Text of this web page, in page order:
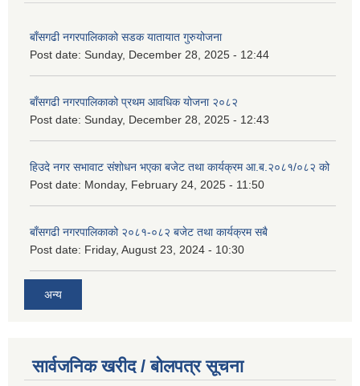
बाँसगढी नगरपालिकाको सडक यातायात गुरुयोजना
Post date: Sunday, December 28, 2025 - 12:44
बाँसगढी नगरपालिकाको प्रथम आवधिक योजना २०८२
Post date: Sunday, December 28, 2025 - 12:43
हिउदे नगर सभावाट संशोधन भएका बजेट तथा कार्यक्रम आ.ब.२०८१/०८२ को
Post date: Monday, February 24, 2025 - 11:50
बाँसगढी नगरपालिकाको २०८१-०८२ बजेट तथा कार्यक्रम सबै
Post date: Friday, August 23, 2024 - 10:30
अन्य
सार्वजनिक खरीद / बोलपत्र सूचना